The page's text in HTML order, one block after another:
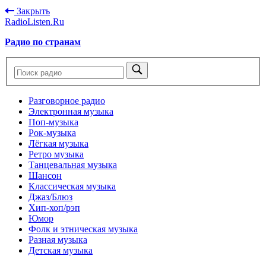
Закрыть
RadioListen.Ru
Радио по странам
Разговорное радио
Электронная музыка
Поп-музыка
Рок-музыка
Лёгкая музыка
Ретро музыка
Танцевальная музыка
Шансон
Классическая музыка
Джаз/Блюз
Хип-хоп/рэп
Юмор
Фолк и этническая музыка
Разная музыка
Детская музыка